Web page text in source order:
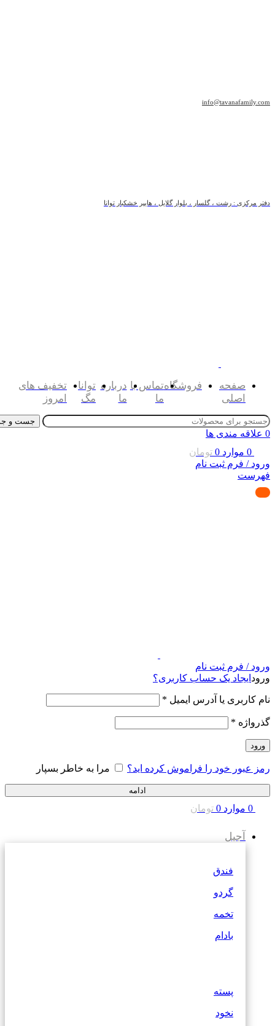
info@tavanafamily.com
دفتر مرکزی : رشت ، گلسار ، بلوار گلایل ، هایپر خشکبار توانا
صفحه
اصلی
فروشگاهتماس با
ما
درباره
ما
توانا
مگ
تخفیف های
امروز
جست و
0 علاقه مندی ها
0 موارد 0 تومان
ورود / فرم ثبت نام
فهرست
ورود / فرم ثبت نام
ورود ایجاد یک حساب کاربری؟
نام کاربری یا آدرس ایمیل *
گذرواژه *
ورود
رمز عبور خود را فراموش کرده اید؟ مرا به خاطر بسپار
ادامه
0 موارد 0 تومان
آجیل
فندق
گردو
تخمه
بادام
پسته
نخود